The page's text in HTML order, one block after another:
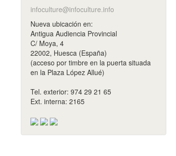
infoculture@infoculture.info
Nueva ubicación en:
Antigua Audiencia Provincial
C/ Moya, 4
22002, Huesca (España)
(acceso por timbre en la puerta situada
en la Plaza López Allué)
Tel. exterior: 974 29 21 65
Ext. interna: 2165